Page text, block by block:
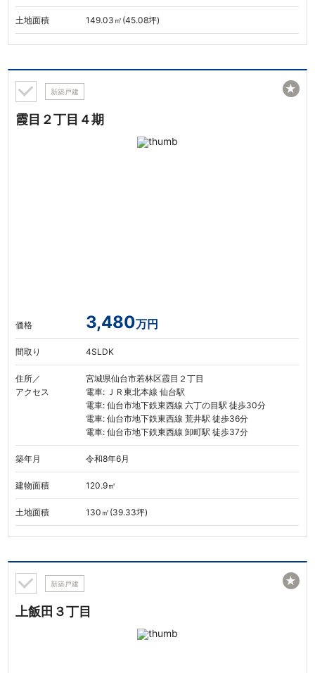
土地面積 149.03㎡(45.08坪)
新築戸建
霞目２丁目４期
価格 3,480万円
間取り 4SLDK
住所／
アクセス
宮城県仙台市若林区霞目２丁目
電車: ＪＲ東北本線 仙台駅
電車: 仙台市地下鉄東西線 六丁の目駅 徒歩30分
電車: 仙台市地下鉄東西線 荒井駅 徒歩36分
電車: 仙台市地下鉄東西線 卸町駅 徒歩37分
築年月 令和8年6月
建物面積 120.9㎡
土地面積 130㎡(39.33坪)
★
新築戸建
上飯田３丁目
★